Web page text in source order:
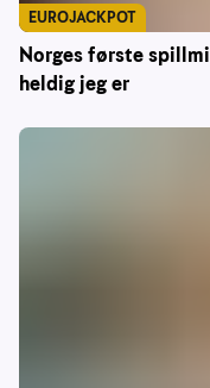
Norges første
heldig jeg er
EUROJACKPOT